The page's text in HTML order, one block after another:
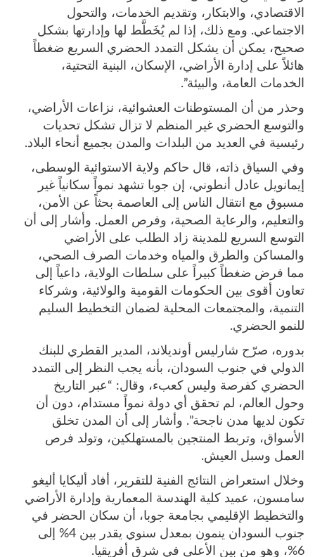
الاقتصادي، والابتكار، وتقديم الخدمات، والتحول
الاجتماعي. ومع ذلك، إذا لم يُخَطَّط لها وإدارتها بشكل
صحيح، يمكن أن يشكل التمدد الحضري السريع ضغطاً
هائلاً على إدارة الأراضي، الإسكان، البنية التحتية،
الخدمات العامة، والبيئة”.
وحذر من أن المستوطنات العشوائية، نزاعات الأراضي،
والتوسع الحضري غير المنظم لا تزال تشكل تحديات
رئيسية في العديد من البلدات والمدن بجميع أنحاء البلاد.
وفي السياق ذاته، قال حاكم ولاية الاستوائية الوسطى،
إيمانويل عادل أنطوني، إن جوبا تشهد نمواً سكانياً غير
مسبوق مع انتقال الناس إلى العاصمة بحثاً عن الأمن،
والتعليم، والرعاية الصحية، وفرص العمل. وأشار إلى أن
التوسع السريع للمدينة زاد الطلب على الأراضي
والمساكن والطرق والمياه وخدمات الصرف الصحي،
مما فرض ضغطاً كبيراً على سلطات الولاية، داعياً إلى
تعاون أقوى بين الحكومات القومية والولائية، وشركاء
التنمية، والمجتمعات المحلية لضمان التخطيط السليم
للنمو الحضري.
بدوره، صرّح شارليس أونديلاند، المدير القطري للبنك
الدولي في جنوب السودان، بأنه يجب النظر إلى التمدد
الحضري كفرصة وليس كعبء، وقال: “عبر التاريخ
وحول العالم، لم تحقق أي دولة نمواً مستدام، دون أن
تكون لديها مدن ناجحة”. وأشار إلى أن المدن تخلق
الأسواق، وتربط المنتجين بالمستهلكين، وتولد فرص
العمل وسبل العيش.
وخلال استعراض النتائج الفنية للتقرير، أفاد أليكايا أليغو
سامسون، عميد كلية الهندسة المعمارية وإدارة الأراضي
والتخطيط الإقليمي بجامعة جوبا، أن سكان الحضر في
جنوب السودان ينمون بمعدل سنوي يقدر بين 4% إلى
6%، وهو من بين الأعلى في شرق أفريقيا.